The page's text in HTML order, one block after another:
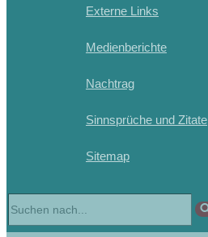
Externe Links
Medienberichte
Nachtrag
Sinnsprüche und Zitate
Sitemap